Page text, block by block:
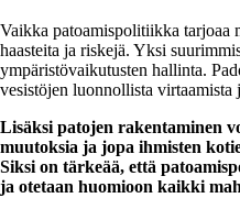
Vaikka patoamispolitiikka tarjoaa
haasteita ja riskejä. Yksi
ympäristövaikutusten hallinta.
vesistöjen luonnollista virtaamista
Lisäksi patojen rakentaminen
muutoksia ja jopa ihmisten
Siksi on tärkeää, että
ja otetaan huomioon kaikki